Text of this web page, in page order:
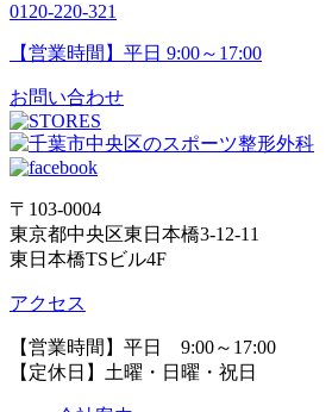
0120-220-321
【営業時間】平日 9:00～17:00
お問い合わせ
〒103-0004
東京都中央区東日本橋3-12-11
東日本橋TSビル4F
アクセス
【営業時間】平日 9:00～17:00
【定休日】土曜・日曜・祝日